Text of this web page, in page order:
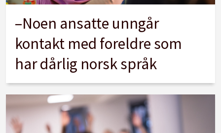
–Noen ansatte unngår
kontakt med foreldre som
har dårlig norsk språk